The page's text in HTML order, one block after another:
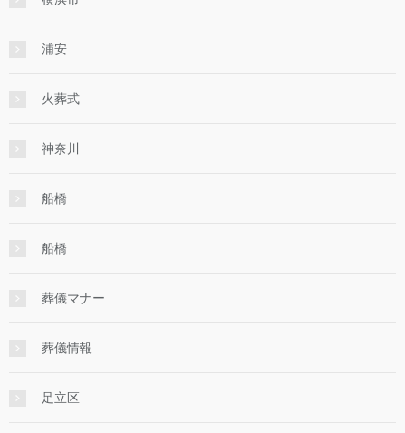
浦安
火葬式
神奈川
船橋
船橋
葬儀マナー
葬儀情報
足立区